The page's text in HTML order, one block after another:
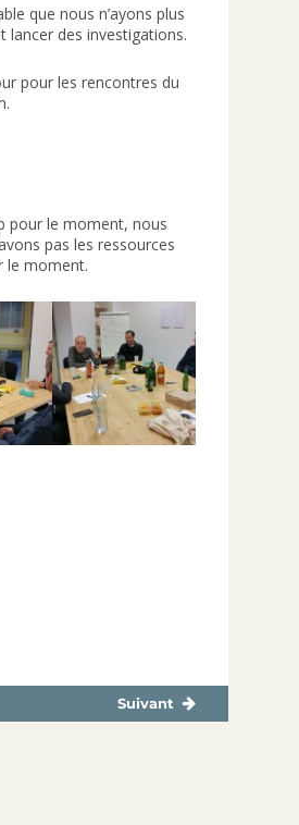
que nous n’ayons plus
lancer des investigations.
pour les rencontres du
pour le moment, nous
pas les ressources
le moment.
Suivant
Publication